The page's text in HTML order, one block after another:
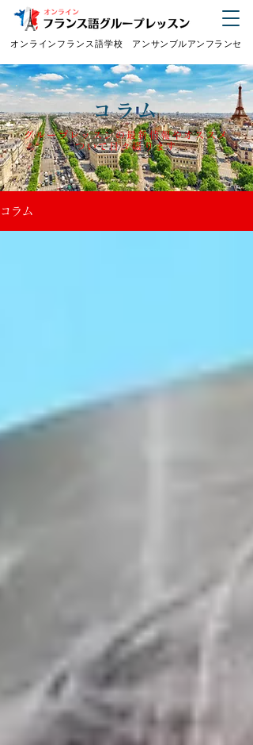
オンラインフランス語学校 アンサンブルアンフランセ
コラム
グループレッスンの最新情報やオススメ
ついて日々綴ります
コラム